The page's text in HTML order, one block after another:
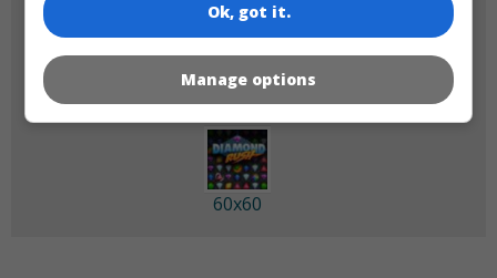
60x60
Ok, got it.
Manage options